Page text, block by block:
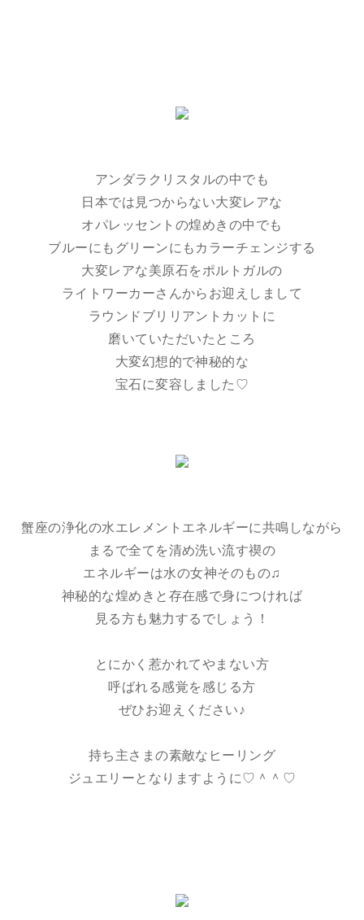
アンダラクリスタルの中でも
日本では見つからない大変レアな
オパレッセントの煌めきの中でも
ブルーにもグリーンにもカラーチェンジする
大変レアな美原石をポルトガルの
ライトワーカーさんからお迎えしまして
ラウンドブリリアントカットに
磨いていただいたところ
大変幻想的で神秘的な
宝石に変容しました♡
蟹座の浄化の水エレメントエネルギーに共鳴しながら
まるで全てを清め洗い流す禊の
エネルギーは水の女神そのもの♫
神秘的な煌めきと存在感で身につければ
見る方も魅力するでしょう！
とにかく惹かれてやまない方
呼ばれる感覚を感じる方
ぜひお迎えください♪
持ち主さまの素敵なヒーリング
ジュエリーとなりますように♡＾＾♡